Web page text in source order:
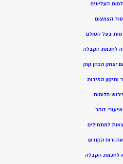
העליונים
סוד הצמצום
בעל הסולם
לחכמת הקבלה
יצחק הכהן קוק
ותיקון המידות
חלומות
שיעורי זוהר
למתחילים
ורוח הקודש
לחכמת הקבלה